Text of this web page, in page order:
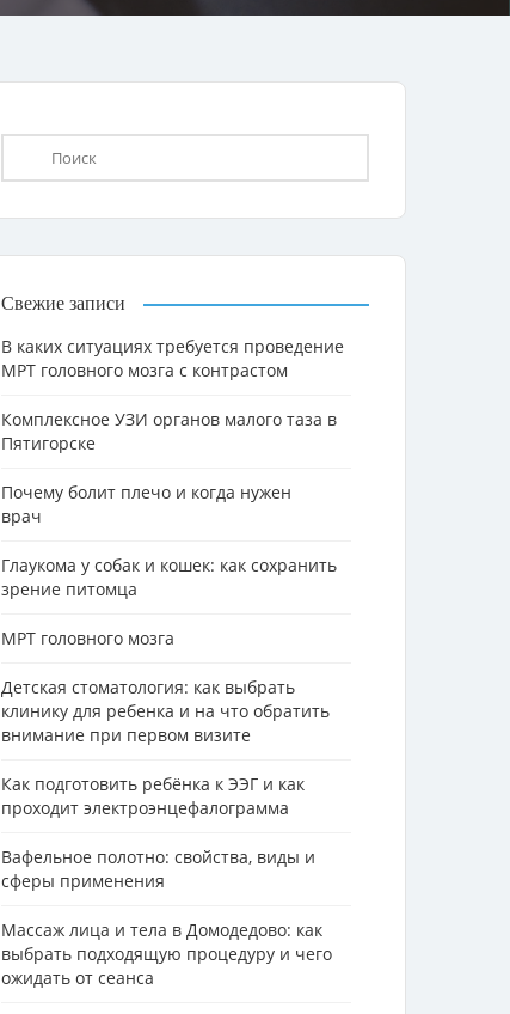
Свежие записи
В каких ситуациях требуется проведение
МРТ головного мозга с контрастом
Комплексное УЗИ органов малого таза в
Пятигорске
Почему болит плечо и когда нужен
врач
Глаукома у собак и кошек: как сохранить
зрение питомца
МРТ головного мозга
Детская стоматология: как выбрать
клинику для ребенка и на что обратить
внимание при первом визите
Как подготовить ребёнка к ЭЭГ и как
проходит электроэнцефалограмма
Вафельное полотно: свойства, виды и
сферы применения
Массаж лица и тела в Домодедово: как
выбрать подходящую процедуру и чего
ожидать от сеанса